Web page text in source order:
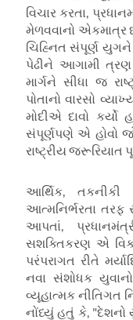
વિચાર કરતા,
મેળવવાનો એકમાત્ર
ચિહ્નિત સંપૂર્ણ યુગને
પેઢીને આગામી ત્રણ
માર્ગને સીધા જ
પોતાનો વારસો
મોદીએ દાવો કર્યો
સંપૂર્ણપણે એ હોવો
રાષ્ટ્રીય જરૂરિયાત
આર્થિક,
આત્મનિર્ભરતા તરફ
આપતાં,
સશક્તિકરણ એ
પરંપરાગત રીતે
નવા સંશોધક
વ્યૂહાત્મક નીતિગત
નોંધ્યું હતું કે,